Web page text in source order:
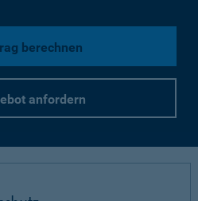
berechnen
anfordern